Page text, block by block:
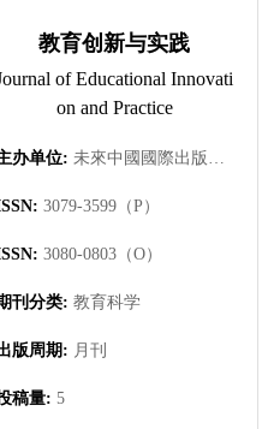
教育创新与实践
of Educational Innovati
on and Practice
办单位: 未來中國國際出版集團有限公司
3079-3599（P）
3080-0803（O）
刊分类: 教育科学
版周期: 月刊
稿量: 5